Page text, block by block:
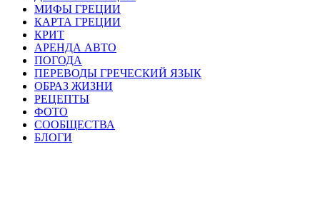
МИФЫ ГРЕЦИИ
КАРТА ГРЕЦИИ
КРИТ
АРЕНДА АВТО
ПОГОДА
ПЕРЕВОДЫ ГРЕЧЕСКИЙ ЯЗЫК
ОБРАЗ ЖИЗНИ
РЕЦЕПТЫ
ФОТО
СООБЩЕСТВА
БЛОГИ